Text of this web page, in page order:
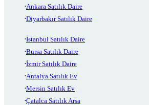
Ankara Satılık Daire
Diyarbakır Satılık Daire
İstanbul Satılık Daire
Bursa Satılık Daire
İzmir Satılık Daire
Antalya Satılık Ev
Mersin Satılık Ev
Çatalca Satılık Arsa